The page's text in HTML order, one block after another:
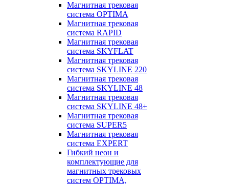
Магнитная трековая
система OPTIMA
Магнитная трековая
система RAPID
Магнитная трековая
система SKYFLAT
Магнитная трековая
система SKYLINE 220
Магнитная трековая
система SKYLINE 48
Магнитная трековая
система SKYLINE 48+
Магнитная трековая
система SUPER5
Магнитная трековая
система EXPERT
Гибкий неон и
комплектующие для
магнитных трековых
систем OPTIMA,